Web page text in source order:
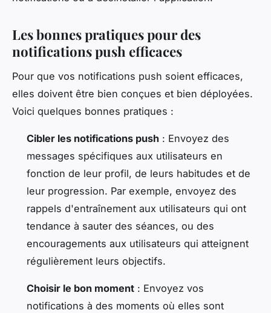
Les bonnes pratiques pour des
notifications push efficaces
Pour que vos notifications push soient efficaces,
elles doivent être bien conçues et bien déployées.
Voici quelques bonnes pratiques :
Cibler les notifications push : Envoyez des
messages spécifiques aux utilisateurs en
fonction de leur profil, de leurs habitudes et de
leur progression. Par exemple, envoyez des
rappels d'entraînement aux utilisateurs qui ont
tendance à sauter des séances, ou des
encouragements aux utilisateurs qui atteignent
régulièrement leurs objectifs.
Choisir le bon moment : Envoyez vos
notifications à des moments où elles sont